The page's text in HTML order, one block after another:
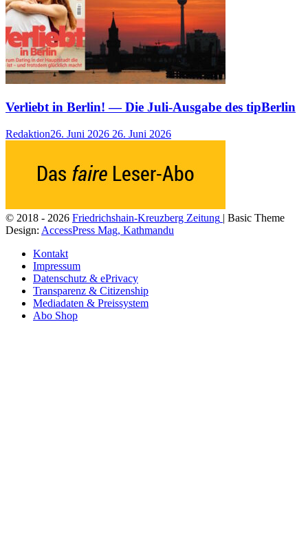
Verliebt in Berlin! — Die Juli-Ausgabe des tipBerlin
Redaktion26. Juni 2026 26. Juni 2026
© 2018 - 2026 Friedrichshain-Kreuzberg Zeitung | Basic Theme
Design: AccessPress Mag, Kathmandu
Kontakt
Impressum
Datenschutz & ePrivacy
Transparenz & Citizenship
Mediadaten & Preissystem
Abo Shop